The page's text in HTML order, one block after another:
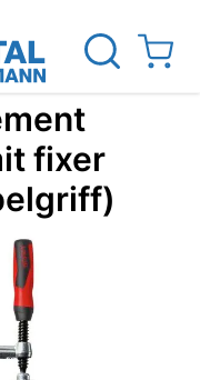
News Blog
View
fixer